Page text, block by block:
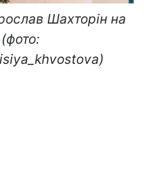
Шахторін на
(фото: